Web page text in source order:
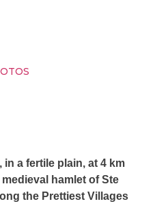
a fertile plain, at 4 km
hamlet of Ste
the Prettiest Villages